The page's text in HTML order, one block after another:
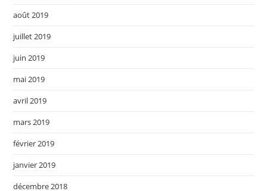
août 2019
juillet 2019
juin 2019
mai 2019
avril 2019
mars 2019
février 2019
janvier 2019
décembre 2018